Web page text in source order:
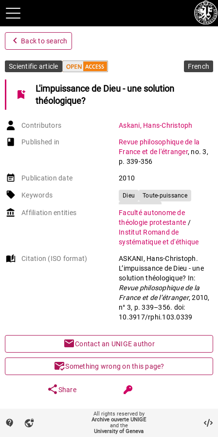
navigate_before Back to search
Scientific article French
bookmark_add
L'impuissance de Dieu - une solution
théologique?
Contributors Askani, Hans-Christoph
book-open
Published in
Revue philosophique de la
France et de l'étranger, no. 3,
p. 339-356
event_note Publication date 2010
local_offer Keywords Dieu
Toute-puissance
account_balance Affiliation entities
Faculté autonome de
théologie protestante /
Institut Romand de
systématique et d'éthique
auto_stories Citation (ISO format)
ASKANI, Hans-Christoph.
L’impuissance de Dieu - une
solution théologique? In:
Revue philosophique de la
France et de l’étranger, 2010,
n° 3, p. 339–356. doi:
10.3917/rphi.103.0339
mailContact an UNIGE author
mark_email_readSomething wrong on this page?
shareShare
Main files (1)
Article (Published version)
contact_support vpn_lock
All rights reserved by
Archive ouverte UNIGE
and the
University of Geneva